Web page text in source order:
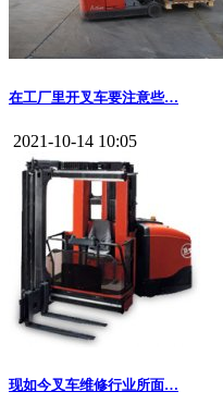
在工厂里开叉车要注意些…
2021-10-14 10:05
现如今叉车维修行业所面…